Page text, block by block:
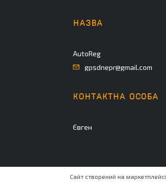
AutoReg
gpsdnepr@gmail.com
Євген
Сайт створений на маркетплейсі